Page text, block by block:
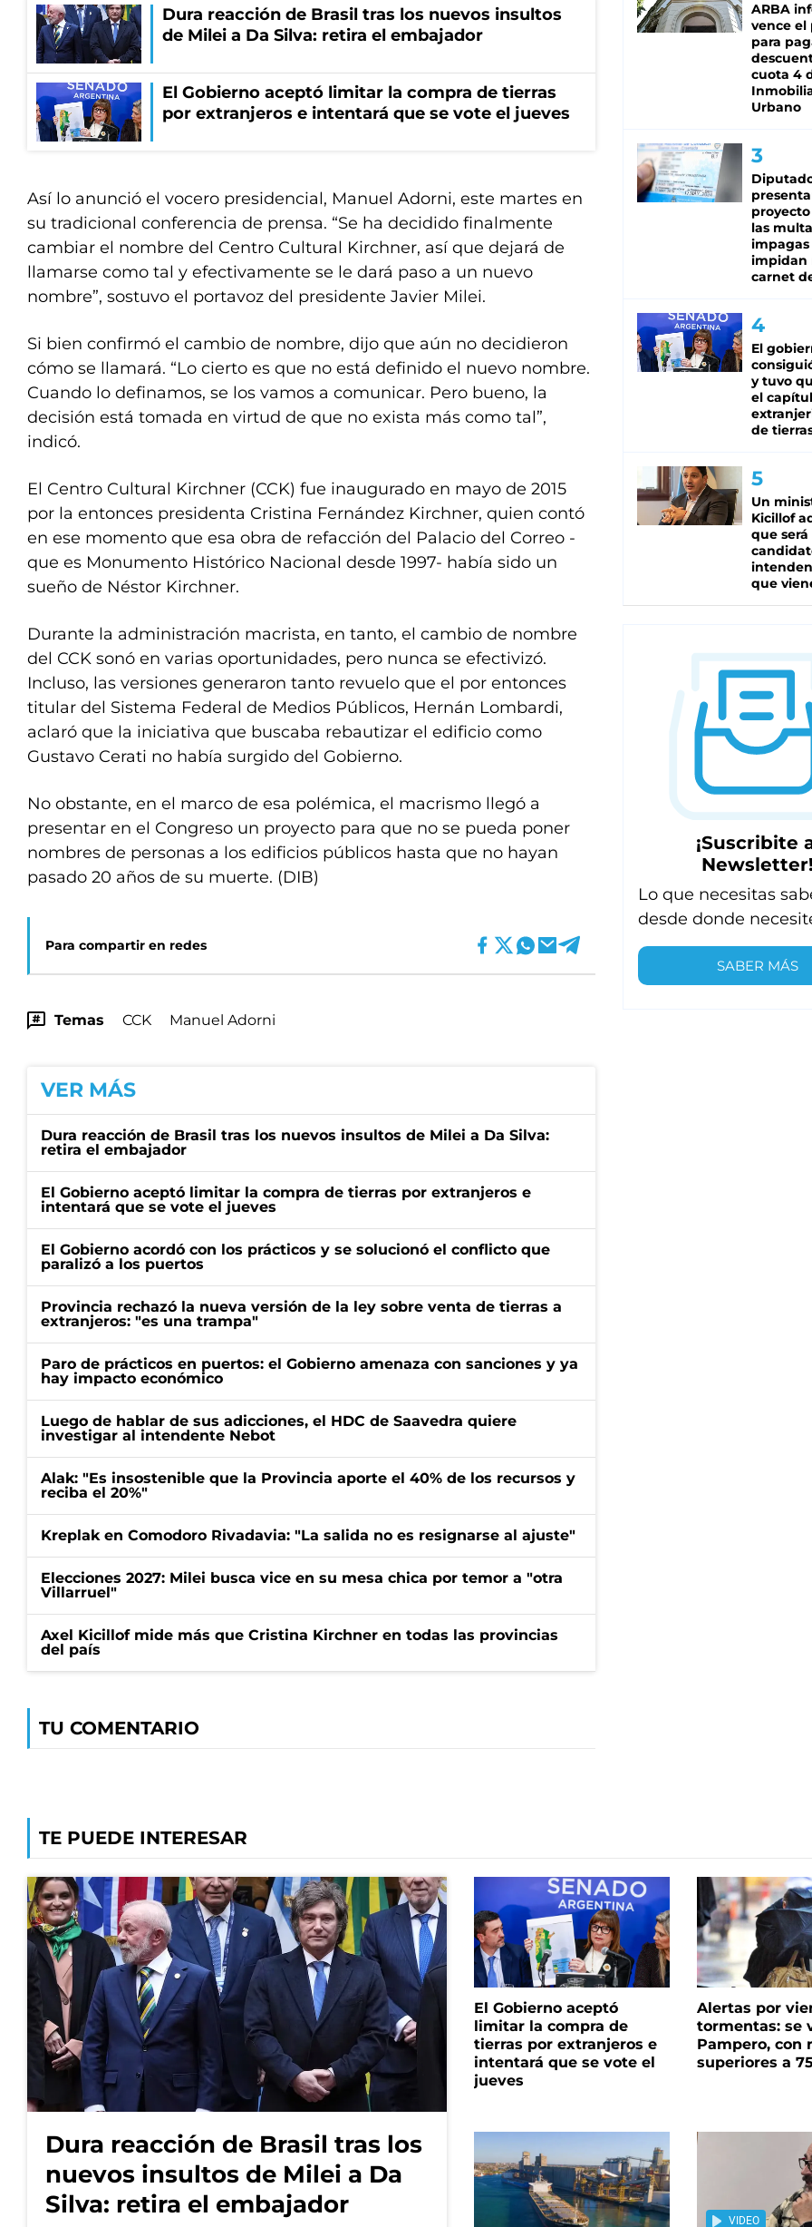
Dura reacción de Brasil tras los nuevos insultos
de Milei a Da Silva: retira el embajador
El Gobierno aceptó limitar la compra de tierras
por extranjeros e intentará que se vote el jueves
Así lo anunció el vocero presidencial, Manuel Adorni, este martes en
su tradicional conferencia de prensa. “Se ha decidido finalmente
cambiar el nombre del Centro Cultural Kirchner, así que dejará de
llamarse como tal y efectivamente se le dará paso a un nuevo
nombre”, sostuvo el portavoz del presidente Javier Milei.
Si bien confirmó el cambio de nombre, dijo que aún no decidieron
cómo se llamará. “Lo cierto es que no está definido el nuevo nombre.
Cuando lo definamos, se los vamos a comunicar. Pero bueno, la
decisión está tomada en virtud de que no exista más como tal”,
indicó.
El Centro Cultural Kirchner (CCK) fue inaugurado en mayo de 2015
por la entonces presidenta Cristina Fernández Kirchner, quien contó
en ese momento que esa obra de refacción del Palacio del Correo -
que es Monumento Histórico Nacional desde 1997- había sido un
sueño de Néstor Kirchner.
Durante la administración macrista, en tanto, el cambio de nombre
del CCK sonó en varias oportunidades, pero nunca se efectivizó.
Incluso, las versiones generaron tanto revuelo que el por entonces
titular del Sistema Federal de Medios Públicos, Hernán Lombardi,
aclaró que la iniciativa que buscaba rebautizar el edificio como
Gustavo Cerati no había surgido del Gobierno.
No obstante, en el marco de esa polémica, el macrismo llegó a
presentar en el Congreso un proyecto para que no se pueda poner
nombres de personas a los edificios públicos hasta que no hayan
pasado 20 años de su muerte. (DIB)
Para compartir en redes
Temas CCK Manuel Adorni
VER MÁS
Dura reacción de Brasil tras los nuevos insultos de Milei a Da Silva:
retira el embajador
El Gobierno aceptó limitar la compra de tierras por extranjeros e
intentará que se vote el jueves
El Gobierno acordó con los prácticos y se solucionó el conflicto que
paralizó a los puertos
Provincia rechazó la nueva versión de la ley sobre venta de tierras a
extranjeros: "es una trampa"
Paro de prácticos en puertos: el Gobierno amenaza con sanciones y ya
hay impacto económico
Luego de hablar de sus adicciones, el HDC de Saavedra quiere
investigar al intendente Nebot
Alak: "Es insostenible que la Provincia aporte el 40% de los recursos y
reciba el 20%"
Kreplak en Comodoro Rivadavia: "La salida no es resignarse al ajuste"
Elecciones 2027: Milei busca vice en su mesa chica por temor a "otra
Villarruel"
Axel Kicillof mide más que Cristina Kirchner en todas las provincias
del país
TU COMENTARIO
ARBA
vence el
para
cuota 4
Urbano
las
impagas
impidan
carnet
El
y tuvo
el
de
Un
Kicillof
que será
que
¡Suscribite
Newsletter!
Lo que necesitas
desde donde
SABER MÁS
TE PUEDE INTERESAR
Dura reacción de Brasil tras los
nuevos insultos de Milei a Da
Silva: retira el embajador
El Gobierno aceptó
limitar la compra de
tierras por extranjeros e
intentará que se vote el
jueves
Alertas por
tormentas: se
Pampero, con
superiores a
VIDEO